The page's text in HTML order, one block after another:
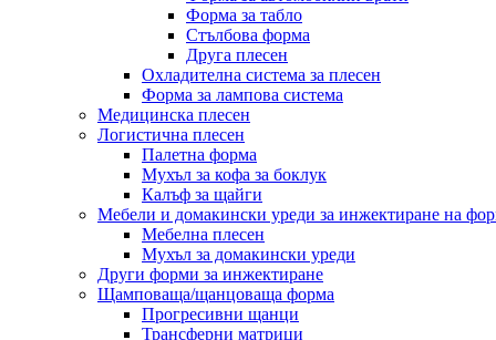
Форма за табло
Стълбова форма
Друга плесен
Охладителна система за плесен
Форма за лампова система
Медицинска плесен
Логистична плесен
Палетна форма
Мухъл за кофа за боклук
Калъф за щайги
Мебели и домакински уреди за инжектиране на
Мебелна плесен
Мухъл за домакински уреди
Други форми за инжектиране
Щамповаща/щанцоваща форма
Прогресивни щанци
Трансферни матрици